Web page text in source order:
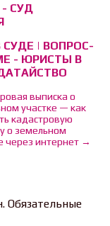
СУД
| ВОПРОС-
- ЮРИСТЫ В
выписка о
участке — как
кадастровую
о земельном
через интернет →
Обязательные